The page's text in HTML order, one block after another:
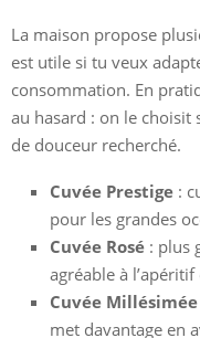
La maison propose
est utile si tu veux
consommation. En
au hasard : on le choisit
de douceur recherché.
Cuvée Prestige :
pour les grandes
Cuvée Rosé : plus
agréable à
Cuvée Millésimée
met davantage en